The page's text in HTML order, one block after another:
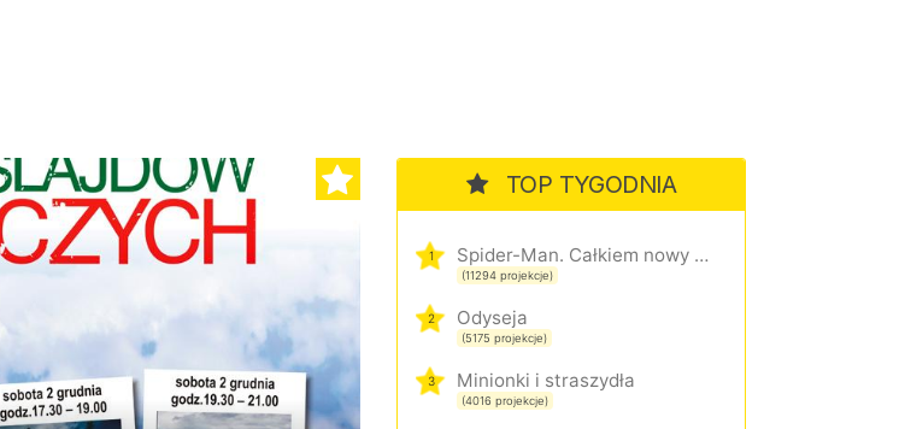
TOP TYGODNIA
1 Spider-Man. Całkiem nowy dzień
(11294 projekcje)
2 Odyseja
(5175 projekcje)
3 Minionki i straszydła
(4016 projekcje)